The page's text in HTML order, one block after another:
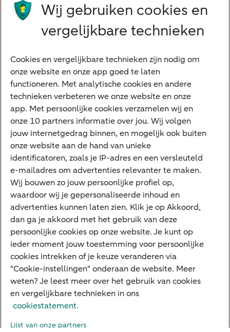
Advocaten en notarissen
Diensten
VraagHugo
Corporate Finance
Tikkie zakelijk
Cyber Veilig & Zeker
Private Banking
Interessant
Sectoren & trends
Ondernemersverhalen
Valutacentrum
Alles over PSD2
Business Community
Over ABN AMRO
Toegankelijkheid
Wij gebruiken cookies en
vergelijkbare technieken
Cookies en vergelijkbare technieken zijn nodig om
onze website en onze app goed te laten
functioneren. Met analytische cookies en andere
technieken verbeteren we onze website en onze
app. Met persoonlijke cookies verzamelen wij en
onze 10 partners informatie over jou. Wij volgen
jouw internetgedrag binnen, en mogelijk ook buiten
onze website aan de hand van unieke
identificatoren, zoals je IP-adres en een versleuteld
e-mailadres om advertenties relevanter te maken.
Wij bouwen zo jouw persoonlijke profiel op,
waardoor wij je gepersonaliseerde inhoud en
advertenties kunnen laten zien. Klik je op Akkoord,
dan ga je akkoord met het gebruik van deze
persoonlijke cookies op onze website. Je kunt op
ieder moment jouw toestemming voor persoonlijke
cookies intrekken of je keuze veranderen via
"Cookie-instellingen" onderaan de website. Meer
weten? Je leest meer over het gebruik van cookies
en vergelijkbare technieken in ons
cookiestatement.
Lijst van onze partners